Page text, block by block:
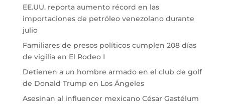
EE.UU. reporta aumento récord en las
importaciones de petróleo venezolano durante
julio
Familiares de presos políticos cumplen 208 días
de vigilia en El Rodeo I
Detienen a un hombre armado en el club de golf
de Donald Trump en Los Ángeles
Asesinan al influencer mexicano César Gastélum